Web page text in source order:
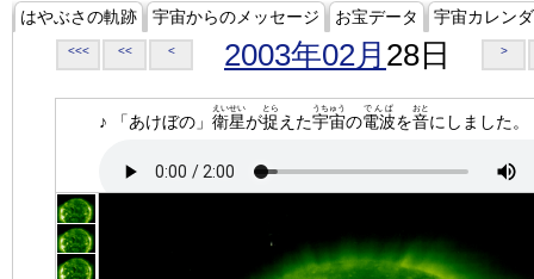
はやぶさの軌跡 宇宙からのメッセージ お宝データ 宇宙カレン
<<< << < 2003年02月 28日 >
♪ 「あけぼの」 衛星
えいせい
が捉
とら
えた宇宙
うちゅう
の電波
でんぱ
を音
おと
にしました。